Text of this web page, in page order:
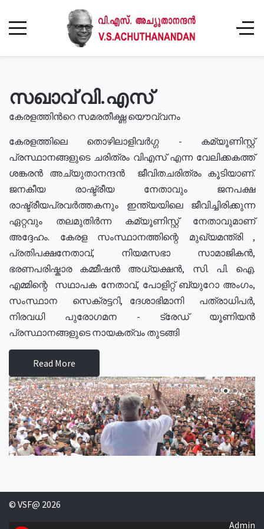
സഖാവ് വി.എസ്
കേരളത്തിൻറെ സമരതീക്ഷ്ണ യൌവ്വനം
കേരളത്തിലെ തൊഴിലാളിവർഗ്ഗ - കമ്യൂണിസ്റ്റ്
പ്രസ്ഥാനങ്ങളുടെ ചരിത്രം വിഎസ് എന്ന വേലിക്കകത്ത്
ശങ്കരൻ അച്യുതാനന്ദൻ ജീവിതചരിത്രം കൂടിയാണ്.
ജനകീയ രാഷ്ട്രീയ നേതാവും ജനപക്ഷ
രാഷ്ട്രീയപ്രവർത്തകനും ഇന്ത്യയിലെ ജീവിച്ചിരിക്കുന്ന
ഏറ്റവും തലമുതിർന്ന കമ്യൂണിസ്റ്റ് നേതാവുമാണ്
അദ്ദേഹം. കേരള സംസ്ഥാനത്തിന്റെ മുഖ്യമന്ത്രി ,
പ്രതിപക്ഷനേതാവ്, നിയമസഭാ സാമാജികൻ,
ഭരണപരിഷ്കാര കമ്മീഷൻ അധ്യക്ഷൻ, സി. പി. ഐ.
എമ്മിന്റെ സഥാപക നേതാവ്, പോളിറ്റ് ബ്യുറോ അംഗം,
സംസ്ഥാന സെക്രട്ടറി, ദേശാഭിമാനി പത്രാധിപർ,
നിരവധി പുരോഗമന - ട്രേഡ് യൂണിയൻ
പ്രസ്ഥാനങ്ങളുടെ നായകത്വം തുടങ്ങി
Read More
© VSF@ 2026
Admin